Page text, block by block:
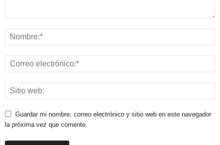
Guardar mi nombre, correo electrónico y sitio web en este navegador
la próxima vez que comente.